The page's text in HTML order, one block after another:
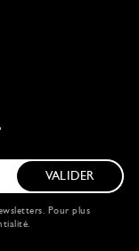
VALIDER
Pour plus
.